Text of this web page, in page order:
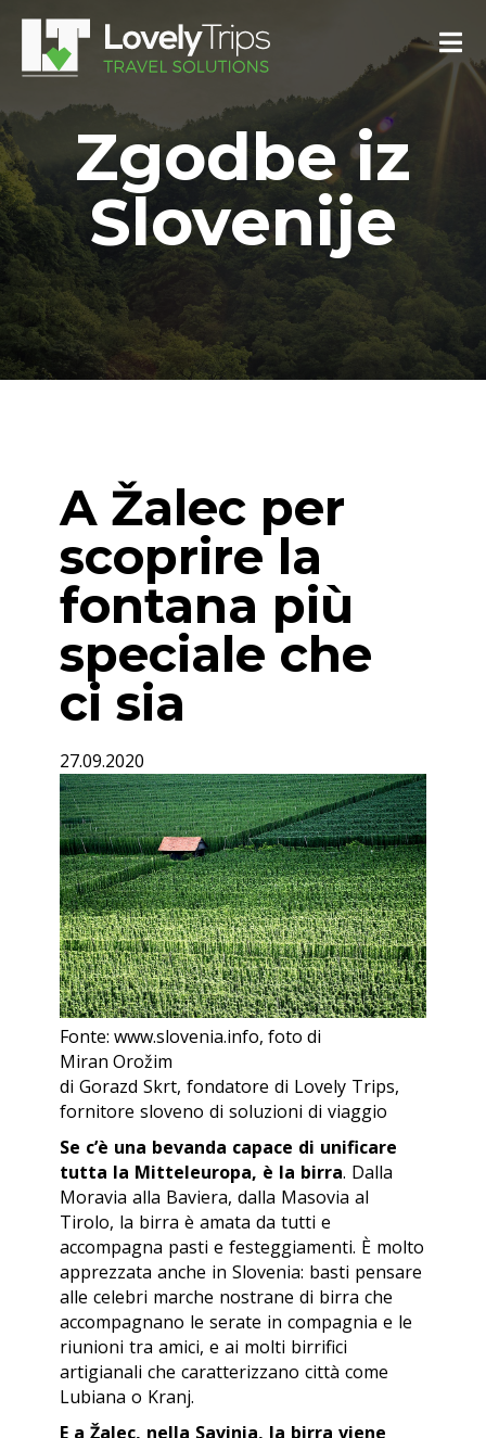
Zgodbe iz
Slovenije
A Žalec per
scoprire la
fontana più
speciale che
ci sia
27.09.2020
Fonte: www.slovenia.info, foto di
Miran Orožim
di Gorazd Skrt, fondatore di Lovely Trips,
fornitore sloveno di soluzioni di viaggio
Se c’è una bevanda capace di unificare
tutta la Mitteleuropa, è la birra. Dalla
Moravia alla Baviera, dalla Masovia al
Tirolo, la birra è amata da tutti e
accompagna pasti e festeggiamenti. È molto
apprezzata anche in Slovenia: basti pensare
alle celebri marche nostrane di birra che
accompagnano le serate in compagnia e le
riunioni tra amici, e ai molti birrifici
artigianali che caratterizzano città come
Lubiana o Kranj.
E a Žalec, nella Savinia, la birra viene